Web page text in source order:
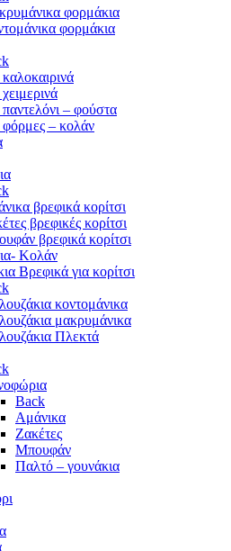
φορμάκια
φορμάκια
παντελόνι – φούστα
φόρμες – κολάν
βρεφικά κορίτσι
βρεφικές κορίτσι
βρεφικά κορίτσι
Κολάν
Βρεφικά για κορίτσι
κοντομάνικα
μακρυμάνικα
Πλεκτά
Back
Αμάνικα
Ζακέτες
Μπουφάν
Παλτό – γουνάκια